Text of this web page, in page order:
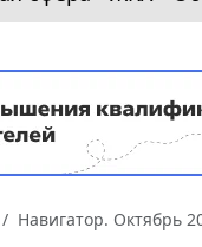
Навигатор. Октябрь